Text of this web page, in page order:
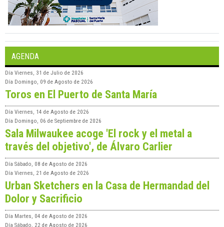
AGENDA
Día Viernes, 31 de Julio de 2026
Día Domingo, 09 de Agosto de 2026
Toros en El Puerto de Santa María
Día Viernes, 14 de Agosto de 2026
Día Domingo, 06 de Septiembre de 2026
Sala Milwaukee acoge 'El rock y el metal a
través del objetivo', de Álvaro Carlier
Día Sábado, 08 de Agosto de 2026
Día Viernes, 21 de Agosto de 2026
Urban Sketchers en la Casa de Hermandad del
Dolor y Sacrificio
Día Martes, 04 de Agosto de 2026
Día Sábado, 22 de Agosto de 2026